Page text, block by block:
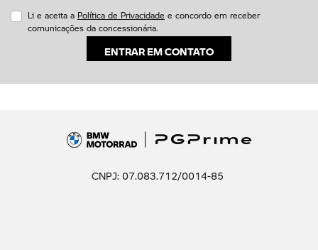
Li e aceita a Política de Privacidade e concordo em receber
comunicações da concessionária.
ENTRAR EM CONTATO
CNPJ: 07.083.712/0014-85